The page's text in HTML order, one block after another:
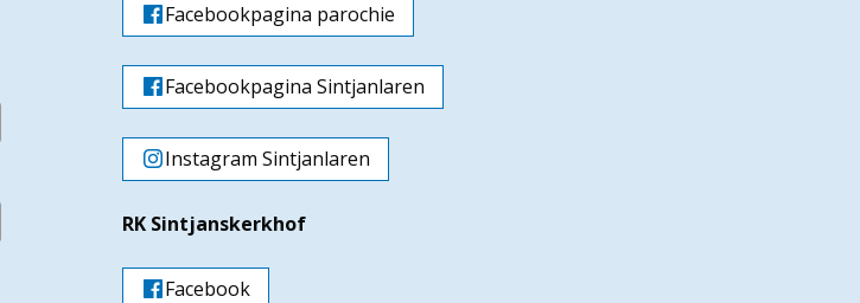
Facebookpagina parochie
Facebookpagina Sintjanlaren
Instagram Sintjanlaren
RK Sintjanskerkhof
Facebook